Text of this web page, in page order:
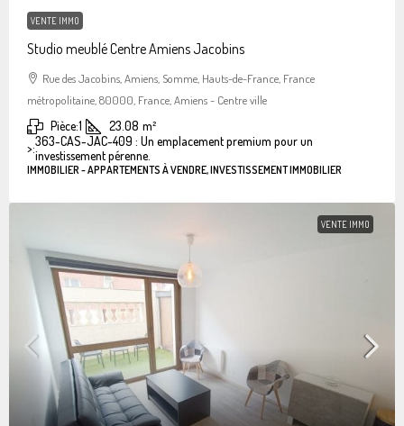
VENTE IMMO
Studio meublé Centre Amiens Jacobins
Rue des Jacobins, Amiens, Somme, Hauts-de-France, France
métropolitaine, 80000, France, Amiens - Centre ville
Pièce:1 23.08 m²
>:363-CAS-JAC-409 : Un emplacement premium pour un
investissement pérenne.
IMMOBILIER - APPARTEMENTS À VENDRE, INVESTISSEMENT IMMOBILIER
VENTE IMMO